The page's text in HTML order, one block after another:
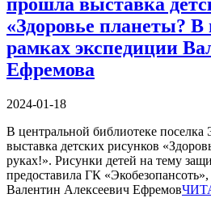
прошла выставка
«Здоровье планеты? В
рамках экспедиции
Ефремова
2024-01-18
В центральной библиотеке поселка
выставка детских рисунков
руках!». Рисунки детей на тему
предоставила ГК
Валентин Алексеевич Ефремов